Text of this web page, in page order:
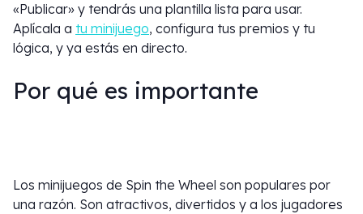
«Publicar» y tendrás una plantilla lista para usar.
Aplícala a tu minijuego, configura tus premios y tu
lógica, y ya estás en directo.
Por qué es importante
Los minijuegos de Spin the Wheel son populares por
una razón. Son atractivos, divertidos y a los jugadores